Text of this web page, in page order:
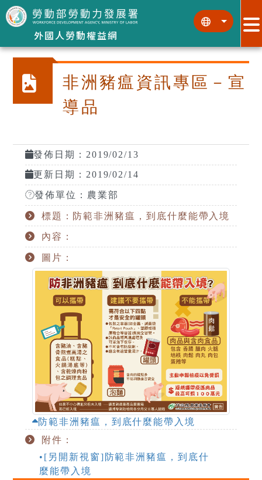
跳到主要內容區塊
外國人勞動權益網
::: :::
非洲豬瘟資訊專區－宣
導品
發佈日期：2019/02/13
更新日期：2019/02/14
發佈單位：農業部
標題：防範非洲豬瘟，到底什麼能帶入境
內容：
圖片：
防範非洲豬瘟，到底什麼能帶入境
附件：
•[另開新視窗]防範非洲豬瘟，到底什
麼能帶入境